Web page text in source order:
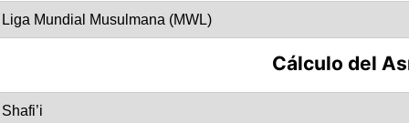
Cálculo del